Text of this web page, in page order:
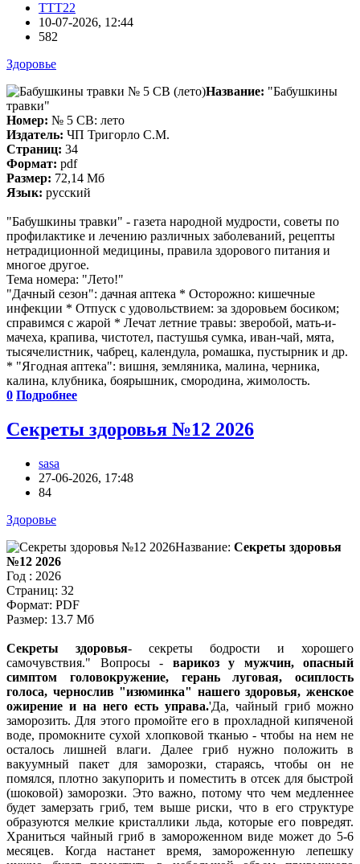
TTT22
10-07-2026, 12:44
582
Здоровье
Название: "Бабушкины
травки"
Номер: № 5 СВ: лето
Издатель: ЧП Тригорло С.М.
Страниц: 34
Формат: pdf
Размер: 72,14 Мб
Язык: русский
"Бабушкины травки" - газета народной мудрости, советы по
профилактике и лечению различных заболеваний, рецепты
нетрадиционной медицины, правила здорового питания и
многое другое.
Тема номера: "Лето!"
"Дачный сезон": дачная аптека * Осторожно: кишечные
инфекции * Отпуск с удовольствием: за здоровьем босиком;
справимся с жарой * Лечат летние травы: зверобой, мать-и-
мачеха, крапива, чистотел, пастушья сумка, иван-чай, мята,
тысячелистник, чабрец, календула, ромашка, пустырник и др.
* "Ягодная аптека": вишня, земляника, малина, черника,
калина, клубника, боярышник, смородина, жимолость.
0 Подробнее
Секреты здоровья №12 2026
sasa
27-06-2026, 17:48
84
Здоровье
Название: Секреты здоровья
№12 2026
Год : 2026
Страниц: 32
Формат: PDF
Размер: 13.7 Мб
Секреты здоровья- секреты бодрости и хорошего
самочувствия.
Вопросы - варикоз у мужчин, опасный
симптом головокружение, герань луговая, осиплость
голоса, чернослив "изюминка" нашего здоровья, женское
ожирение и на него есть управа. Да, чайный гриб можно
заморозить. Для этого промойте его в прохладной кипяченой
воде, промокните сухой хлопковой тканью - чтобы на нем не
осталось лишней влаги. Далее гриб нужно положить в
вакуумный пакет для заморозки, стараясь, чтобы он не
помялся, плотно закупорить и поместить в отсек для быстрой
(шоковой) заморозки. Это важно, потому что чем медленнее
будет замерзать гриб, тем выше риски, что в его структуре
образуются мелкие кристаллики льда, которые его повредят.
Храниться чайный гриб в замороженном виде может до 5-6
месяцев. Когда настанет время, замороженную лепешку